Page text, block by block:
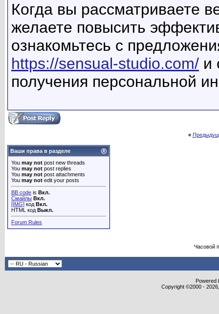
Когда вы рассматриваете
желаете повысить
ознакомьтесь с
https://sensual-studio.com/ и
получения персональной
«
Ваши права в разделе
You may not post new threads
You may not post replies
You may not post attachments
You may not edit your posts
BB code is Вкл.
Смайлы Вкл.
[IMG] код Вкл.
HTML код Выкл.
Forum Rules
Часовой
Powered
Copyright ©2000 -